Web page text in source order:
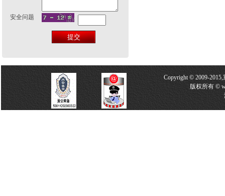
安全问题
Copyright © 2009-
版权所有 ©